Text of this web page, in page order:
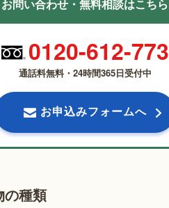
お問い合わせ・無料相談はこちら
0120-612-773
通話料無料・24時間365日受付中
お申込みフォームへ
の種類